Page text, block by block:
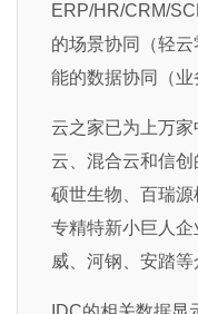
ERP/HR/CRM/
的场景协同（轻
能的数据协同（业
云之家已为上万
云、混合云和信
硕世生物、百瑞
专精特新小巨人
威、河钢、安踏等